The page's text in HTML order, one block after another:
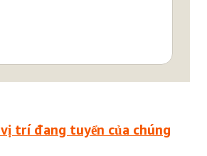
trí đang tuyển của chúng